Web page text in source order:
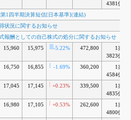
4381億
1四半期決算短信[日本基準](連結)
状況に関するお知らせ
報酬としての自己株式の処分に関するお知らせ
15,960 15,975 -5.22% 472,800
1兆
3823億
16,750 16,855 -1.69% 360,200
1兆
4584億
17,045 17,145 +0.23% 339,500
1兆
4835億
16,980 17,105 +0.53% 262,600
1兆
4800億